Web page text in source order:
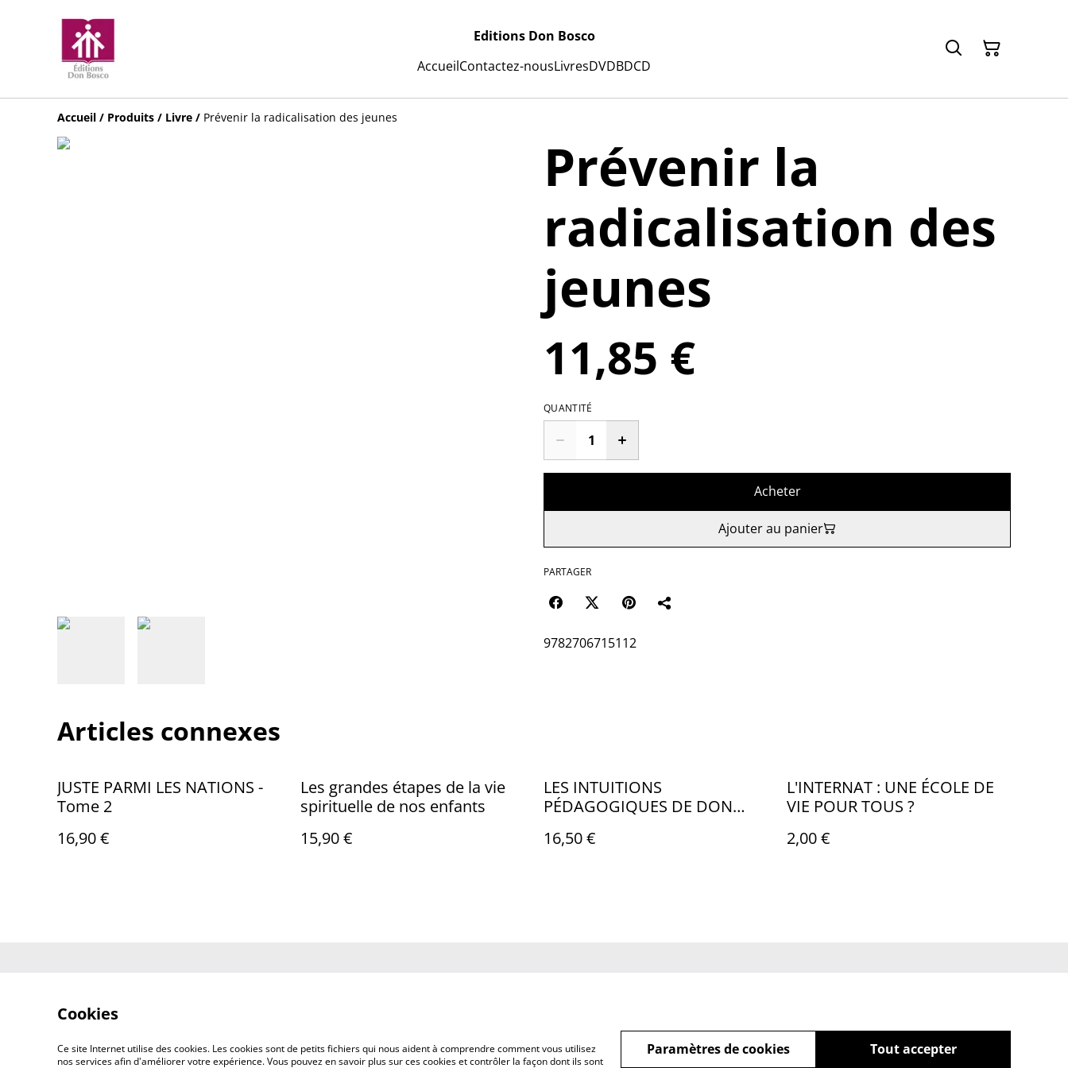
Editions Don Bosco
AccueilContactez-nousLivresDVDBDCD
Accueil / Produits / Livre / Prévenir la radicalisation des jeunes
Prévenir la
radicalisation des
jeunes
11,85 €
QUANTITÉ
Acheter
Ajouter au panier
PARTAGER
9782706715112
Articles connexes
JUSTE PARMI LES NATIONS -
Tome 2
16,90 €
Les grandes étapes de la vie
spirituelle de nos enfants
15,90 €
LES INTUITIONS
PÉDAGOGIQUES DE DON
16,50 €
L'INTERNAT : UNE ÉCOLE DE
VIE POUR TOUS ?
2,00 €
Cookies
Ce site Internet utilise des cookies. Les cookies sont de petits fichiers qui nous aident à comprendre comment vous utilisez
nos services afin d'améliorer votre expérience. Vous pouvez en savoir plus sur ces cookies et contrôler la façon dont ils sont
Tout accepter
Paramètres de cookies